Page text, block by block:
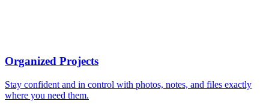
Organized Projects
Stay confident and in control with photos, notes, and files exactly
where you need them.